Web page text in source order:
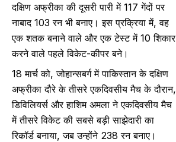
दक्षिण अफ्रीका की दूसरी पारी में 117 गेंदों पर
नाबाद 103 रन भी बनाए। इस प्रक्रिया में, वह
एक शतक बनाने वाले और एक टेस्ट में 10 शिकार
करने वाले पहले विकेट-कीपर बने।
18 मार्च को, जोहान्सबर्ग में पाकिस्तान के दक्षिण
अफ्रीका दौरे के तीसरे एकदिवसीय मैच के दौरान,
डिविलियर्स और हाशिम अमला ने एकदिवसीय मैच
में तीसरे विकेट की सबसे बड़ी साझेदारी का
रिकॉर्ड बनाया, जब उन्होंने 238 रन बनाए।